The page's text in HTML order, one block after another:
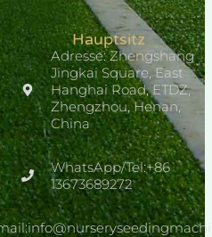
Chili-
Melonen-
Sämlingsmasc
hine
Hauptsitz
Adresse: Zhengshang
Jingkai Square, East
Hanghai Road, ETDZ,
Zhengzhou, Henan,
China
WhatsApp/Tel:+86
13673689272